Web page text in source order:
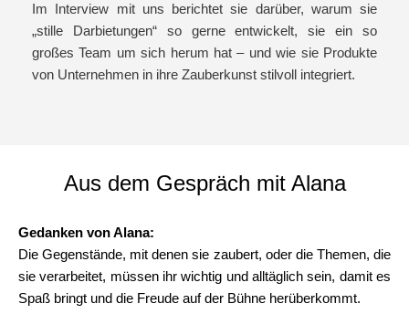
Im Interview mit uns berichtet sie darüber, warum sie
„stille Darbietungen“ so gerne entwickelt, sie ein so
großes Team um sich herum hat – und wie sie Produkte
von Unternehmen in ihre Zauberkunst stilvoll integriert.
Aus dem Gespräch mit Alana
Gedanken von Alana:
Die Gegenstände, mit denen sie zaubert, oder die Themen, die
sie verarbeitet, müssen ihr wichtig und alltäglich sein, damit es
Spaß bringt und die Freude auf der Bühne herüberkommt.